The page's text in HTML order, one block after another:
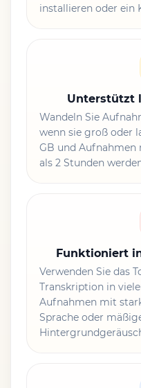
installieren oder ein
Unterstützt
Wandeln Sie
wenn sie groß oder
GB und Aufnahmen
als 2 Stunden
Funktioniert
Verwenden Sie das
Transkription in
Aufnahmen mit
Sprache oder